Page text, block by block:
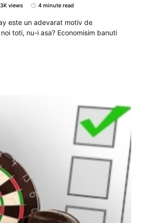
views 4 minute read
este un adevarat motiv de
toti, nu-i asa? Economisim banuti